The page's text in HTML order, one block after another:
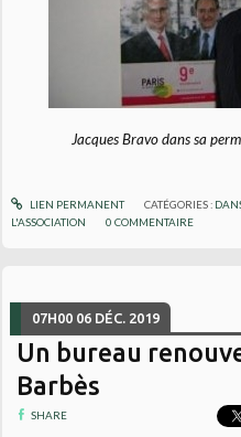
Jacques Bravo dans sa
LIEN PERMANENT CATÉGORIES :
L'ASSOCIATION
0 COMMENTAIRE
07H00 06 DÉC. 2019
Un bureau
Barbès
SHARE